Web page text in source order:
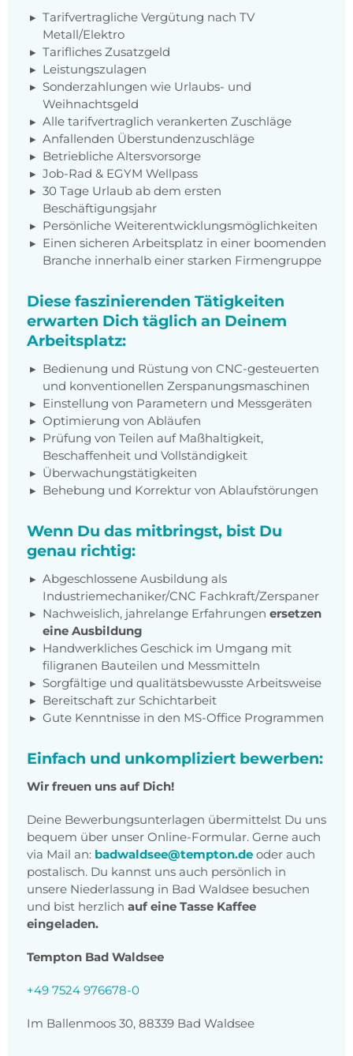
Tarifvertragliche Vergütung nach TV
Metall/Elektro
Tarifliches Zusatzgeld
Leistungszulagen
Sonderzahlungen wie Urlaubs- und
Weihnachtsgeld
Alle tarifvertraglich verankerten Zuschläge
Anfallenden Überstundenzuschläge
Betriebliche Altersvorsorge
Job-Rad & EGYM Wellpass
30 Tage Urlaub ab dem ersten
Beschäftigungsjahr
Persönliche Weiterentwicklungsmöglichkeiten
Einen sicheren Arbeitsplatz in einer boomenden
Branche innerhalb einer starken Firmengruppe
Diese faszinierenden Tätigkeiten
erwarten Dich täglich an Deinem
Arbeitsplatz:
Bedienung und Rüstung von CNC-gesteuerten
und konventionellen Zerspanungsmaschinen
Einstellung von Parametern und Messgeräten
Optimierung von Abläufen
Prüfung von Teilen auf Maßhaltigkeit,
Beschaffenheit und Vollständigkeit
Überwachungstätigkeiten
Behebung und Korrektur von Ablaufstörungen
Wenn Du das mitbringst, bist Du
genau richtig:
Abgeschlossene Ausbildung als
Industriemechaniker/CNC Fachkraft/Zerspaner
Nachweislich, jahrelange Erfahrungen ersetzen
eine Ausbildung
Handwerkliches Geschick im Umgang mit
filigranen Bauteilen und Messmitteln
Sorgfältige und qualitätsbewusste Arbeitsweise
Bereitschaft zur Schichtarbeit
Gute Kenntnisse in den MS-Office Programmen
Einfach und unkompliziert bewerben:
Wir freuen uns auf Dich!
Deine Bewerbungsunterlagen übermittelst Du uns
bequem über unser Online-Formular. Gerne auch
via Mail an: badwaldsee@tempton.de oder auch
postalisch. Du kannst uns auch persönlich in
unsere Niederlassung in Bad Waldsee besuchen
und bist herzlich auf eine Tasse Kaffee
eingeladen.
Tempton Bad Waldsee
+49 7524 976678-0
Im Ballenmoos 30, 88339 Bad Waldsee